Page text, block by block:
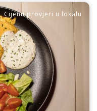
Cijenu provjeri u lokalu